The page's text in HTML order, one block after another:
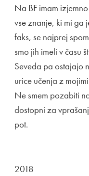
Na BF imam
vse znanje, ki mi ga
faks, se najprej
smo jih imeli v času
Seveda pa ostajajo
urice učenja z
Ne smem pozabiti
dostopni za
pot.
2018